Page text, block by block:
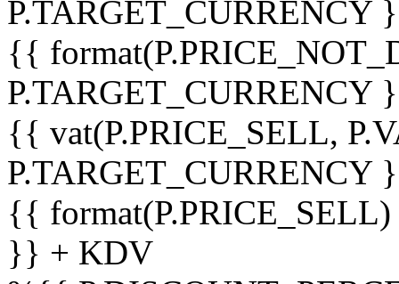
P.TARGET_CURRENCY
{{
P.TARGET_CURRENCY
{{ vat(P.PRICE_SELL,
P.TARGET_CURRENCY
{{
}} + KDV